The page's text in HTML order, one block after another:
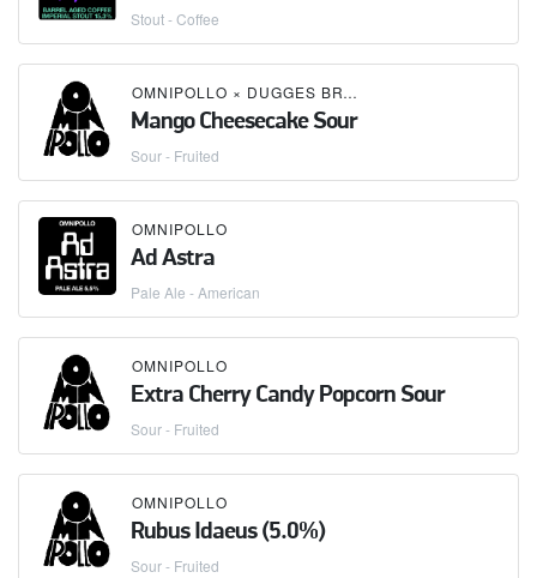
Stout - Coffee
OMNIPOLLO × DUGGES BRYGGERI
Mango Cheesecake Sour
Sour - Fruited
OMNIPOLLO
Ad Astra
Pale Ale - American
OMNIPOLLO
Extra Cherry Candy Popcorn Sour
Sour - Fruited
OMNIPOLLO
Rubus Idaeus (5.0%)
Sour - Fruited